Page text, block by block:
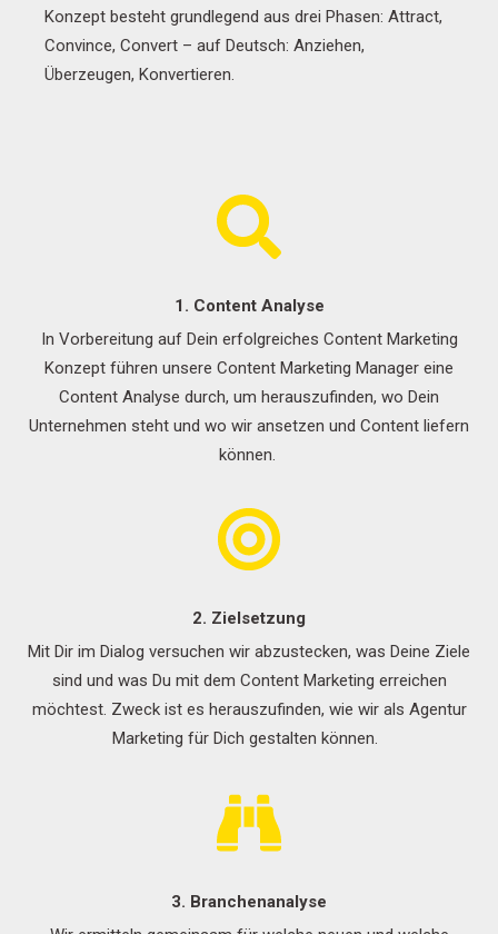
Konzept besteht grundlegend aus drei Phasen: Attract,
Convince, Convert – auf Deutsch: Anziehen,
Überzeugen, Konvertieren.
1. Content Analyse
In Vorbereitung auf Dein erfolgreiches Content Marketing
Konzept führen unsere Content Marketing Manager eine
Content Analyse durch, um herauszufinden, wo Dein
Unternehmen steht und wo wir ansetzen und Content liefern
können.
2. Zielsetzung
Mit Dir im Dialog versuchen wir abzustecken, was Deine Ziele
sind und was Du mit dem Content Marketing erreichen
möchtest. Zweck ist es herauszufinden, wie wir als Agentur
Marketing für Dich gestalten können.
3. Branchenanalyse